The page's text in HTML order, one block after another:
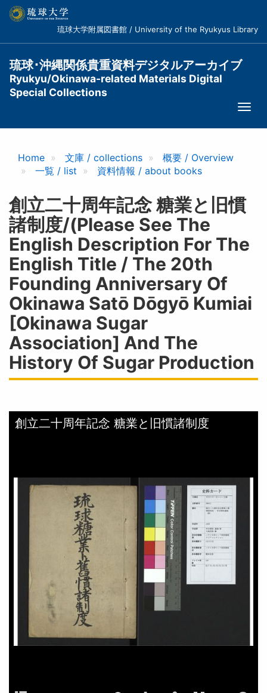
コ
琉球大学附属図書館 / University of the Ryukyus Library
琉球･沖縄関係貴重資料デジタルアーカイブ
Ryukyu/Okinawa-related Materials Digital
Special Collections
Home 文庫 / collections
概要 / Overview
一覧 / list
資料情報 / about books
創立二十周年記念 糖業と旧慣
諸制度/(Please See The
English Description For The
English Title / The 20th
Founding Anniversary Of
Okinawa Satō Dōgyō Kumiai
[Okinawa Sugar
Association] And The
History Of Sugar Production